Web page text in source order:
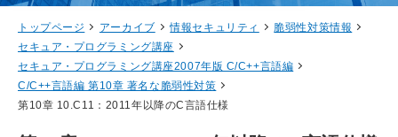
トップページ アーカイブ 情報セキュリティ
脆弱性対策情報
セキュア・プログラミング講座
セキュア・プログラミング講座2007年版 C/C++言語編
C/C++言語編 第10章 著名な脆弱性対策
第10章 10.C11：2011年以降のC言語仕様